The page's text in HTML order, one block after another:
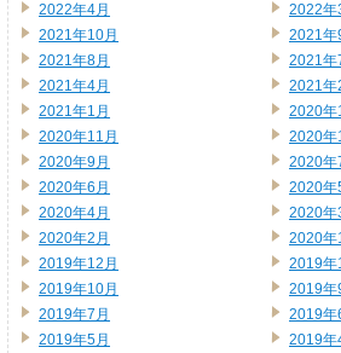
2022年4月
2022年
2021年10月
2021年
2021年8月
2021年
2021年4月
2021年
2021年1月
2020年
2020年11月
2020年
2020年9月
2020年
2020年6月
2020年
2020年4月
2020年
2020年2月
2020年
2019年12月
2019年
2019年10月
2019年
2019年7月
2019年
2019年5月
2019年